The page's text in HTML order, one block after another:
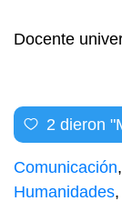
Docente
2 dieron
Comunicación,
Humanidades,